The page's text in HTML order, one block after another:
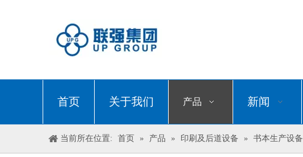
首页 关于我们 产品 新闻
当前所在位置: 首页 » 产品 » 印刷及后道设备 » 书本生产设备